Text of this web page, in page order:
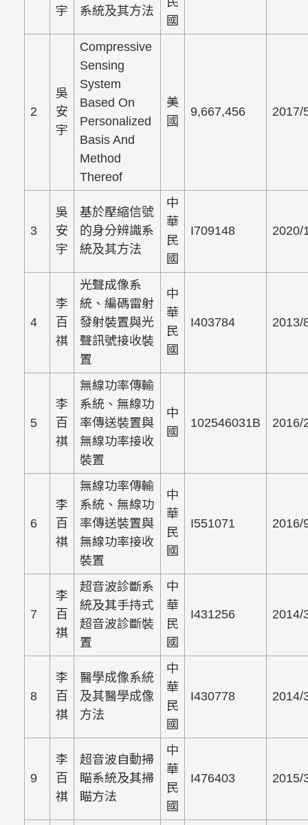
宇
系統及其方法
國
2
吳
安
宇
Compressive
Sensing
System
Based On
Personalized
Basis And
Method
Thereof
美
國
9,667,456 2017/
3
吳
安
宇
基於壓縮信號
的身分辨識系
統及其方法
中
華
民
國
I709148 2020/
4
李
百
祺
光聲成像系
統、編碼雷射
發射裝置與光
聲訊號接收裝
置
中
華
民
國
I403784 2013/
5
李
百
祺
無線功率傳輸
系統、無線功
率傳送裝置與
無線功率接收
裝置
中
國
102546031B 2016/
6
李
百
祺
無線功率傳輸
系統、無線功
率傳送裝置與
無線功率接收
裝置
中
華
民
國
I551071 2016/
7
李
百
祺
超音波診斷系
統及其手持式
超音波診斷裝
置
中
華
民
國
I431256 2014/
8
李
百
祺
醫學成像系統
及其醫學成像
方法
中
華
民
國
I430778 2014/
9
李
百
祺
超音波自動掃
瞄系統及其掃
瞄方法
中
華
民
國
I476403 2015/